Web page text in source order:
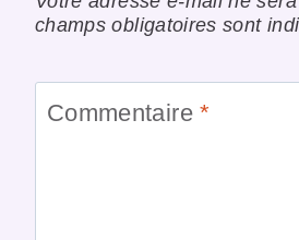
champs obligatoires sont
Commentaire*